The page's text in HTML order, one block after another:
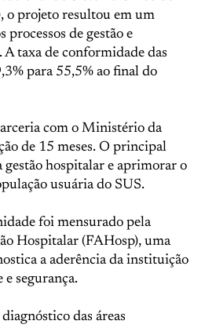
o projeto resultou em um
processos de gestão e
A taxa de conformidade das
para 55,5% ao final do
com o Ministério da
de 15 meses. O principal
hospitalar e aprimorar o
usuária do SUS.
foi mensurado pela
Hospitalar (FAHosp), uma
a aderência da instituição
segurança.
das áreas